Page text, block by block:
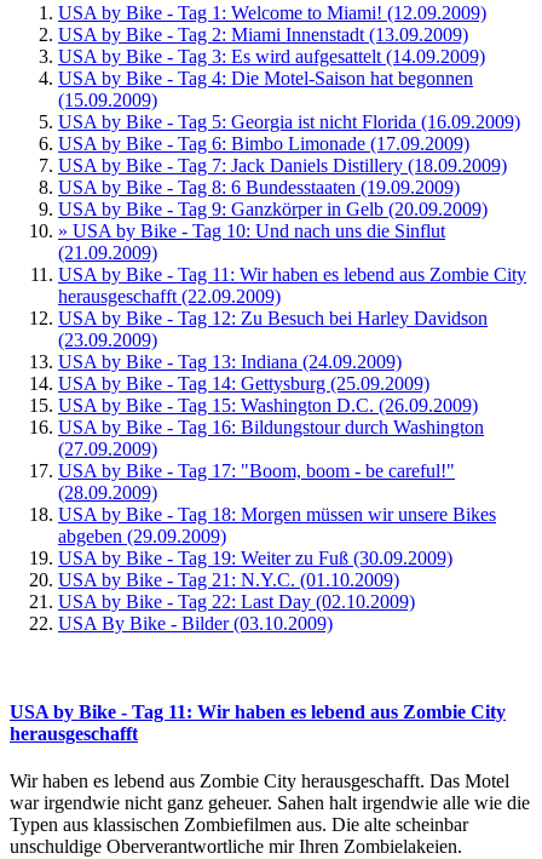
USA by Bike - Tag 1: Welcome to Miami! (12.09.2009)
USA by Bike - Tag 2: Miami Innenstadt (13.09.2009)
USA by Bike - Tag 3: Es wird aufgesattelt (14.09.2009)
USA by Bike - Tag 4: Die Motel-Saison hat begonnen
(15.09.2009)
USA by Bike - Tag 5: Georgia ist nicht Florida (16.09.2009)
USA by Bike - Tag 6: Bimbo Limonade (17.09.2009)
USA by Bike - Tag 7: Jack Daniels Distillery (18.09.2009)
USA by Bike - Tag 8: 6 Bundesstaaten (19.09.2009)
USA by Bike - Tag 9: Ganzkörper in Gelb (20.09.2009)
» USA by Bike - Tag 10: Und nach uns die Sinflut
(21.09.2009)
USA by Bike - Tag 11: Wir haben es lebend aus Zombie City
herausgeschafft (22.09.2009)
USA by Bike - Tag 12: Zu Besuch bei Harley Davidson
(23.09.2009)
USA by Bike - Tag 13: Indiana (24.09.2009)
USA by Bike - Tag 14: Gettysburg (25.09.2009)
USA by Bike - Tag 15: Washington D.C. (26.09.2009)
USA by Bike - Tag 16: Bildungstour durch Washington
(27.09.2009)
USA by Bike - Tag 17: "Boom, boom - be careful!"
(28.09.2009)
USA by Bike - Tag 18: Morgen müssen wir unsere Bikes
abgeben (29.09.2009)
USA by Bike - Tag 19: Weiter zu Fuß (30.09.2009)
USA by Bike - Tag 21: N.Y.C. (01.10.2009)
USA by Bike - Tag 22: Last Day (02.10.2009)
USA By Bike - Bilder (03.10.2009)
USA by Bike - Tag 11: Wir haben es lebend aus Zombie City
herausgeschafft
Wir haben es lebend aus Zombie City herausgeschafft. Das Motel
war irgendwie nicht ganz geheuer. Sahen halt irgendwie alle wie die
Typen aus klassischen Zombiefilmen aus. Die alte scheinbar
unschuldige Oberverantwortliche mir Ihren Zombielakeien.